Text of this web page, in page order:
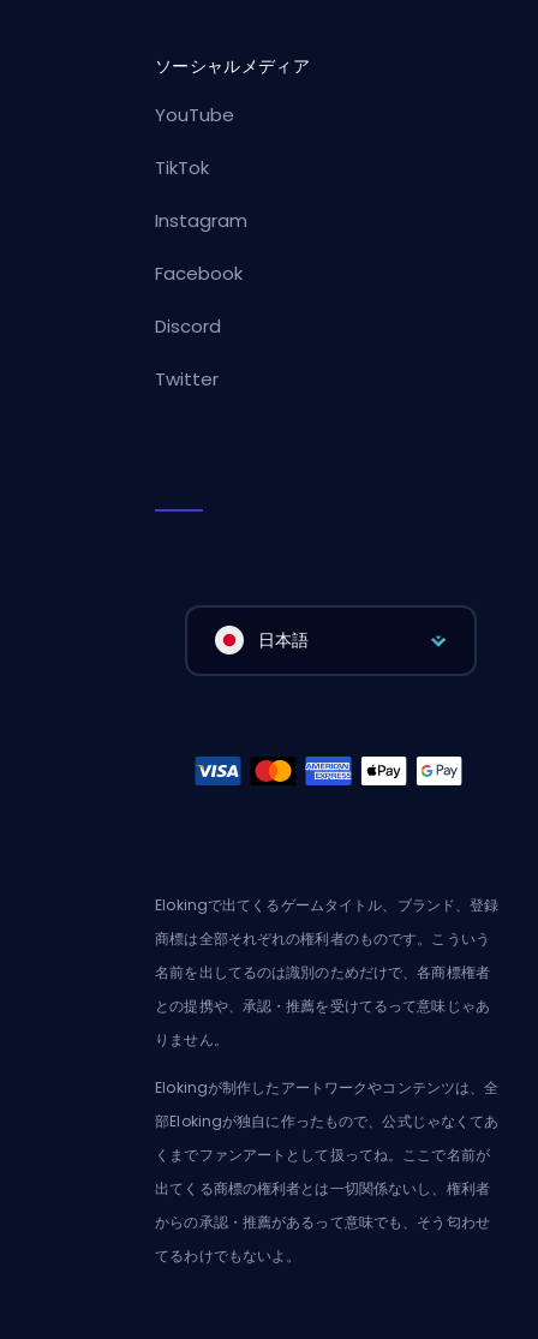
ソーシャルメディア
YouTube
TikTok
Instagram
Facebook
Discord
Twitter
日本語
Elokingで出てくるゲームタイトル、ブランド、登録
商標は全部それぞれの権利者のものです。こういう
名前を出してるのは識別のためだけで、各商標権者
との提携や、承認・推薦を受けてるって意味じゃあ
りません。
Elokingが制作したアートワークやコンテンツは、全
部Elokingが独自に作ったもので、公式じゃなくてあ
くまでファンアートとして扱ってね。ここで名前が
出てくる商標の権利者とは一切関係ないし、権利者
からの承認・推薦があるって意味でも、そう匂わせ
てるわけでもないよ。